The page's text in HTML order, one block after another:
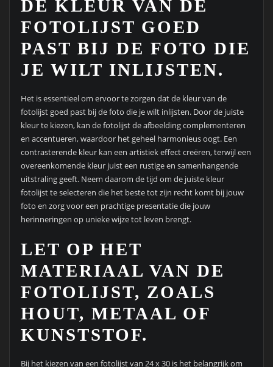
DE KLEUR VAN DE
FOTOLIJST GOED
PAST BIJ DE FOTO DIE
JE WILT INLIJSTEN.
Het is essentieel om ervoor te zorgen dat de kleur van de
fotolijst goed past bij de foto die je wilt inlijsten. Door de juiste
kleur te kiezen, kan de fotolijst de afbeelding complementeren
en accentueren, waardoor het geheel harmonieus oogt. Een
contrasterende kleur kan een artistiek effect creëren, terwijl een
overeenkomende kleur juist een rustige en samenhangende
uitstraling geeft. Neem daarom de tijd om de juiste kleur
fotolijst te selecteren die het beste tot zijn recht komt bij jouw
foto en zorg voor een prachtige presentatie die jouw
herinneringen op unieke wijze tot leven brengt.
LET OP HET
MATERIAAL VAN DE
FOTOLIJST, ZOALS
HOUT, METAAL OF
KUNSTSTOF.
Bij het kiezen van een fotolijst van 24 x 30 is het belangrijk om